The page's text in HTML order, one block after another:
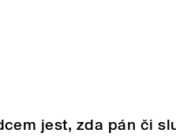
jest, zda pán či